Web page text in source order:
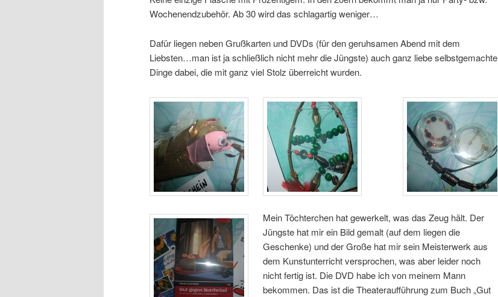
Wochenendzubehör. Ab 30 wird das schlagartig weniger…
Dafür liegen neben Grußkarten und DVDs (für den geruhsamen Abend mit dem
Liebsten…man ist ja schließlich nicht mehr die Jüngste) auch ganz liebe selbstgemachte
Dinge dabei, die mit ganz viel Stolz überreicht wurden.
Mein Töchterchen hat gewerkelt, was das Zeug hält. Der
Jüngste hat mir ein Bild gemalt (auf dem liegen die
Geschenke) und der Große hat mir sein Meisterwerk aus
dem Kunstunterricht versprochen, was aber leider noch
nicht fertig ist. Die DVD habe ich von meinem Mann
bekommen. Das ist die Theateraufführung zum Buch „Gut